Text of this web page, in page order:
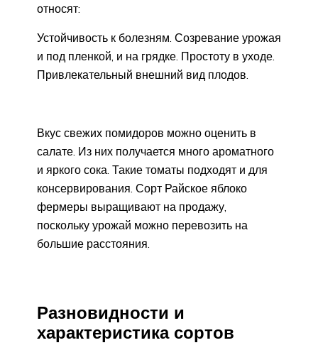
относят:
Устойчивость к болезням. Созревание урожая
и под пленкой, и на грядке. Простоту в уходе.
Привлекательный внешний вид плодов.
Вкус свежих помидоров можно оценить в
салате. Из них получается много ароматного
и яркого сока. Такие томаты подходят и для
консервирования. Сорт Райское яблоко
фермеры выращивают на продажу,
поскольку урожай можно перевозить на
большие расстояния.
Разновидности и
характеристика сортов